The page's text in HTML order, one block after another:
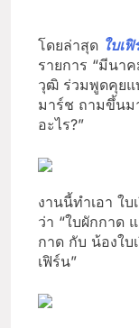
โดยล่าสุด ใบเ
รายการ “มีนา
วุฒิ ร่วมพูดคุย
มาร์ช ถามขึ้นม
อะไร?”
งานนี้ทำเอา ใ
ว่า “ใบผักกาด
กาด กับ น้องใบ
เฟิร์น”